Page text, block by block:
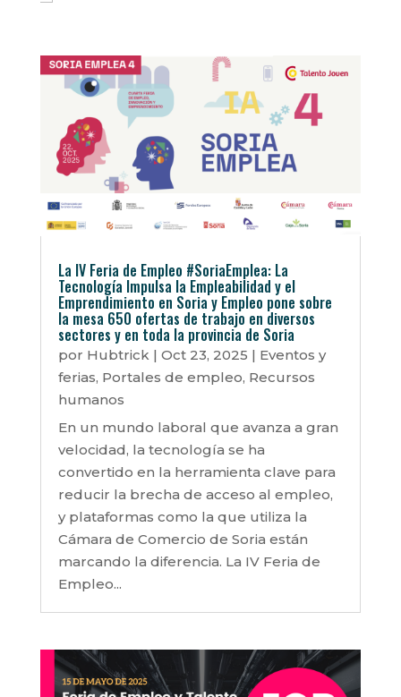
La IV Feria de Empleo #SoriaEmplea: La
Tecnología Impulsa la Empleabilidad y el
Emprendimiento en Soria y Empleo pone sobre
la mesa 650 ofertas de trabajo en diversos
sectores y en toda la provincia de Soria
por Hubtrick | Oct 23, 2025 | Eventos y
ferias, Portales de empleo, Recursos
humanos
En un mundo laboral que avanza a gran
velocidad, la tecnología se ha
convertido en la herramienta clave para
reducir la brecha de acceso al empleo,
y plataformas como la que utiliza la
Cámara de Comercio de Soria están
marcando la diferencia. La IV Feria de
Empleo...